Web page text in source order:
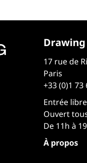
Drawing
17 rue de
Paris
+33 (0)1 73
Entrée libre
Ouvert
De 11h à
À propos